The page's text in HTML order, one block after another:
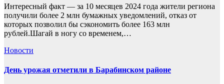
Интересный факт — за 10 месяцев 2024 года жители региона
получили более 2 млн бумажных уведомлений, отказ от
которых позволил бы сэкономить более 163 млн
рублей.Шагай в ногу со временем,…
Новости
День урожая отметили в Барабинском районе